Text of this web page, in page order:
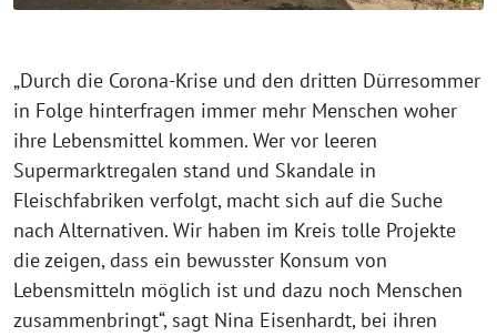
„Durch die Corona-Krise und den dritten Dürresommer
in Folge hinterfragen immer mehr Menschen woher
ihre Lebensmittel kommen. Wer vor leeren
Supermarktregalen stand und Skandale in
Fleischfabriken verfolgt, macht sich auf die Suche
nach Alternativen. Wir haben im Kreis tolle Projekte
die zeigen, dass ein bewusster Konsum von
Lebensmitteln möglich ist und dazu noch Menschen
zusammenbringt“, sagt Nina Eisenhardt, bei ihren